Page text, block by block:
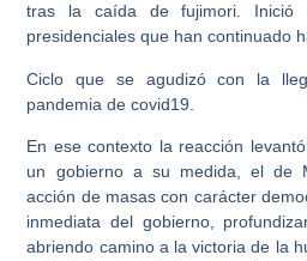
tras la caída de fujimori. Inició
presidenciales que han continuado
Ciclo que se agudizó con la
pandemia de covid19.
En ese contexto la reacción
un gobierno a su medida, el de
acción de masas con carácter
inmediata del gobierno,
abriendo camino a la victoria de la